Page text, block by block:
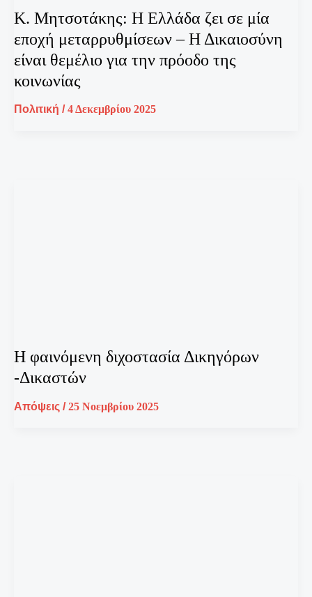
Κ. Μητσοτάκης: Η Ελλάδα ζει σε μία
εποχή μεταρρυθμίσεων – Η Δικαιοσύνη
είναι θεμέλιο για την πρόοδο της
κοινωνίας
Πολιτική /4 Δεκεμβρίου 2025
Η φαινόμενη διχοστασία Δικηγόρων
-Δικαστών
Απόψεις /25 Νοεμβρίου 2025